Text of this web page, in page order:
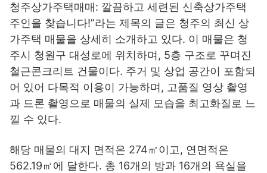
청주상가주택매매: 깔끔하고 세련된 신축상가주택
주인을 찾습니다!”라는 제목의 글은 청주의 최신 상
가주택 매물을 상세히 소개하고 있다. 이 매물은 청
주시 청원구 대성로에 위치하며, 5층 구조로 꾸며진
철근콘크리트 건물이다. 주거 및 상업 공간이 포함되
어 있어 다목적 이용이 가능하며, 고품질 영상 촬영
과 드론 촬영으로 매물의 실제 모습을 최고화질로 느
낄 수 있다.
해당 매물의 대지 면적은 274㎡이고, 연면적은
562.19㎡에 달한다. 총 16개의 방과 16개의 욕실을